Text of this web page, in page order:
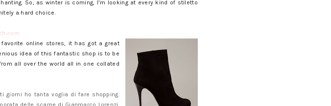
So, as winter is coming, I’m looking at every kind of stiletto
a hard choice.
online stores, it has got a great
idea of this fantastic shop is to be
all over the world all in one collated
giorni ho tanta voglia di fare shopping.
delle scarpe di Gianmarco Lorenzi.